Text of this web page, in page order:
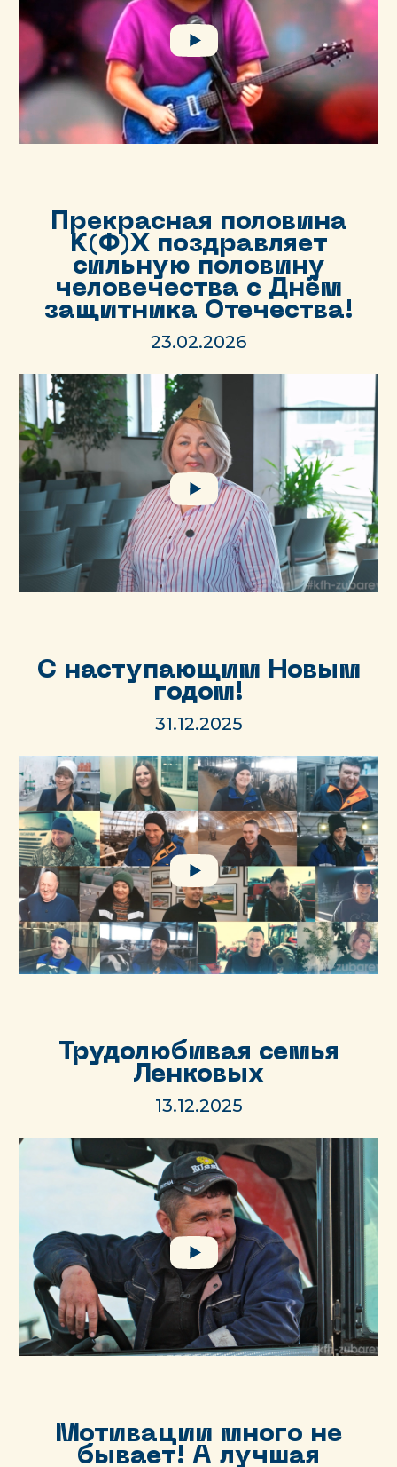
Прекрасная половина
К(Ф)Х поздравляет
сильную половину
человечества с Днём
защитника Отечества!
23.02.2026
С наступающим Новым
годом!
31.12.2025
Трудолюбивая семья
Ленковых
13.12.2025
Мотивации много не
бывает! А лучшая